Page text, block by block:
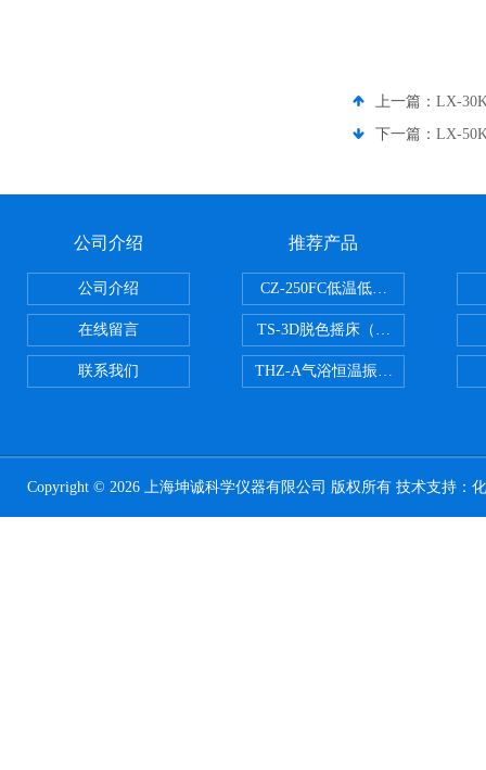
上一篇： LX-
下一篇： LX-
公司介绍
公司介绍
在线留言
联系我们
推荐产品
CZ-250FC低温低湿种子储藏柜
TS-3D脱色摇床（三维运动）
THZ-A气浴恒温振荡器
Copyright © 2026 上海坤诚科学仪器有限公司 版权所有 技术支持：